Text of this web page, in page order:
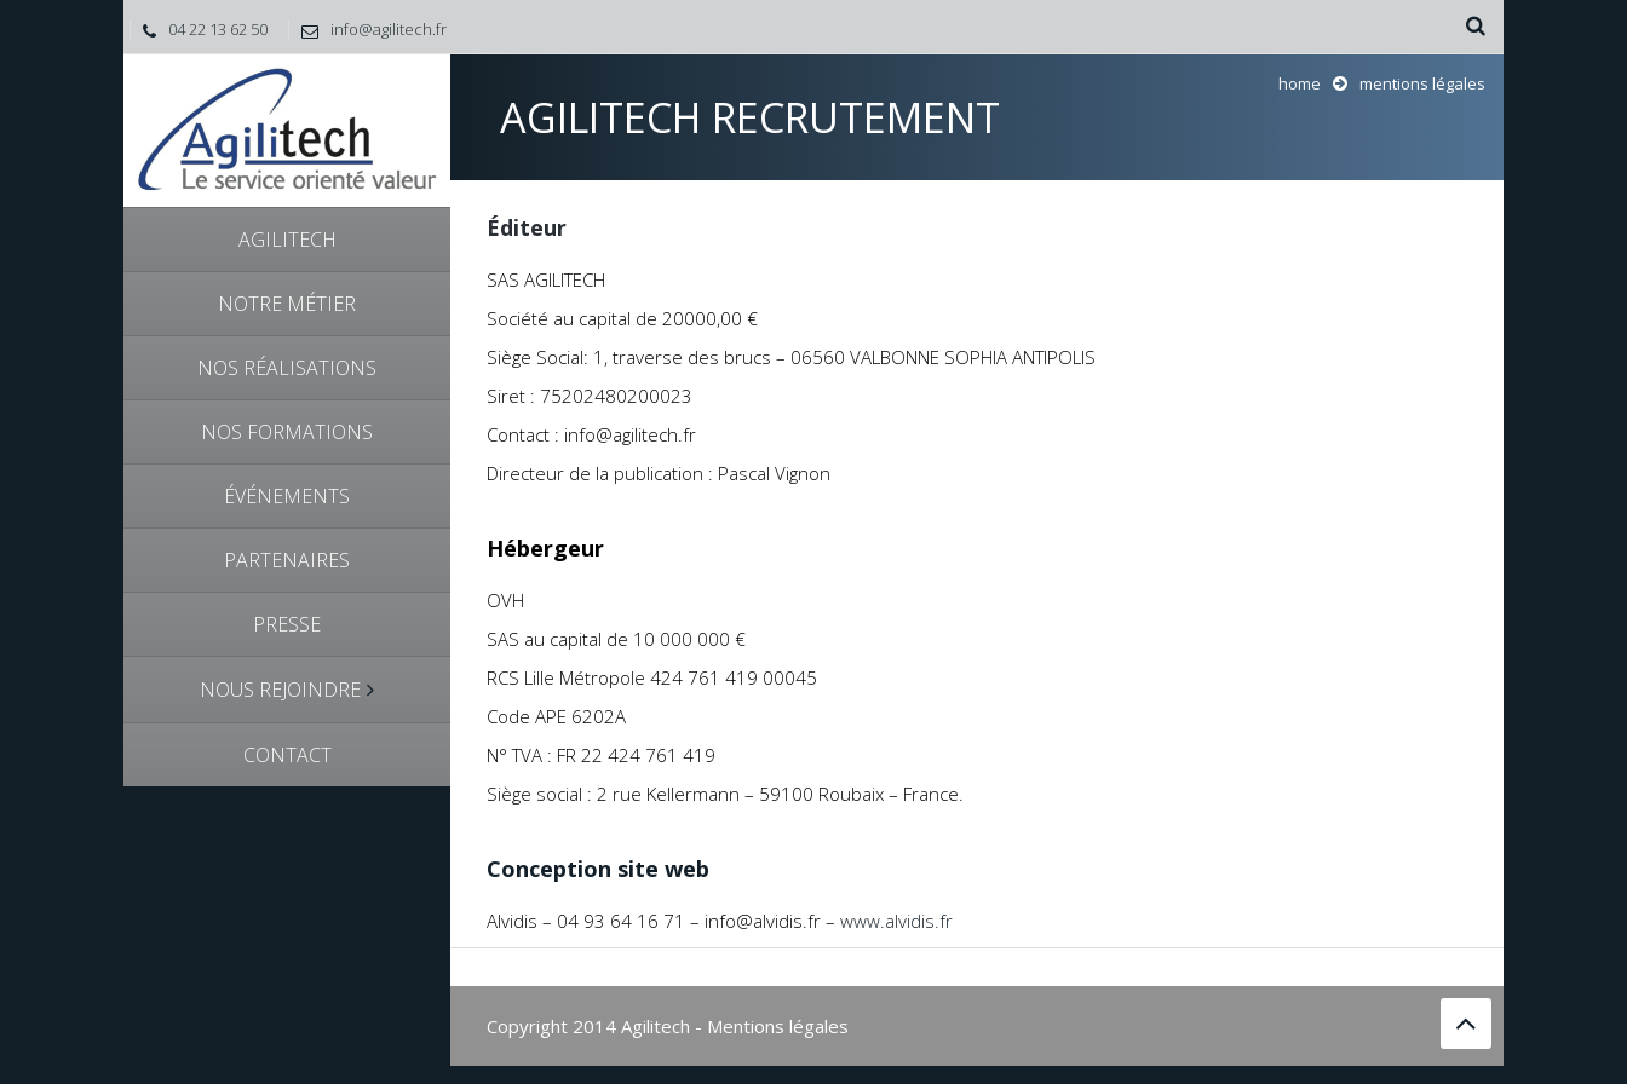
04 22 13 62 50 info@agilitech.fr
AGILITECH
NOTRE MÉTIER
NOS RÉALISATIONS
NOS FORMATIONS
ÉVÉNEMENTS
PARTENAIRES
PRESSE
NOUS REJOINDRE
CONTACT
AGILITECH RECRUTEMENT
home mentions légales
Éditeur
SAS AGILITECH
Société au capital de 20000,00 €
Siège Social: 1, traverse des brucs – 06560 VALBONNE SOPHIA ANTIPOLIS
Siret : 75202480200023
Contact : info@agilitech.fr
Directeur de la publication : Pascal Vignon
Hébergeur
OVH
SAS au capital de 10 000 000 €
RCS Lille Métropole 424 761 419 00045
Code APE 6202A
N° TVA : FR 22 424 761 419
Siège social : 2 rue Kellermann – 59100 Roubaix – France.
Conception site web
Alvidis – 04 93 64 16 71 – info@alvidis.fr – www.alvidis.fr
Copyright 2014 Agilitech - Mentions légales